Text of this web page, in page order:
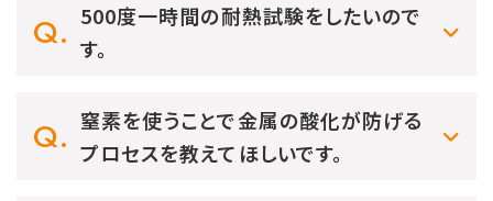
500度一時間の耐熱試験をしたいので
す。
窒素を使うことで金属の酸化が防げる
プロセスを教えてほしいです。